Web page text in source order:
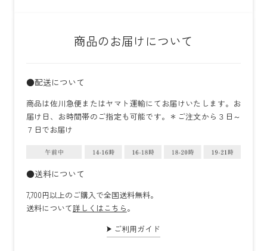
商品のお届けについて
●配送について
商品は佐川急便またはヤマト運輸にてお届けいたします。お
届け日、お時間帯のご指定も可能です。＊ご注文から３日～
７日でお届け
●送料について
7,700円以上のご購入で全国送料無料。
送料について詳しくはこちら。
ご利用ガイド